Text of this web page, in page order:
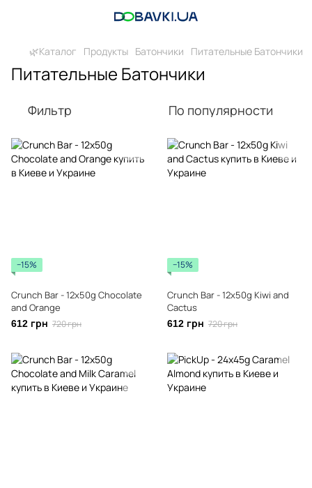
🌿Каталог Продукты Батончики Питательные Батончики
Питательные Батончики
Фильтр По популярности
−15%
Crunch Bar - 12x50g Chocolate
and Orange
612 грн 720 грн
−15%
Crunch Bar - 12x50g Kiwi and
Cactus
612 грн 720 грн